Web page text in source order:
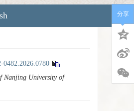
0482.2026.0780
Nanjing University of
分享